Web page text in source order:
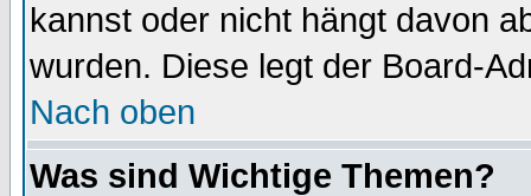
kannst oder nicht hängt davon
wurden. Diese legt der Board-
Nach oben
Was sind Wichtige Themen?